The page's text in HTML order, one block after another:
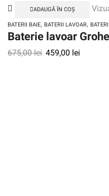
ADAUGĂ ÎN COȘ
BATERII BAIE, BATERII LAVOAR,
Baterie lavoar
675,00lei 459,00 lei